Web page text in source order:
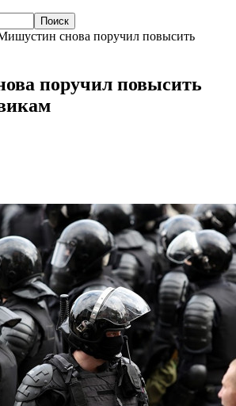
снова поручил повысить
поручил повысить